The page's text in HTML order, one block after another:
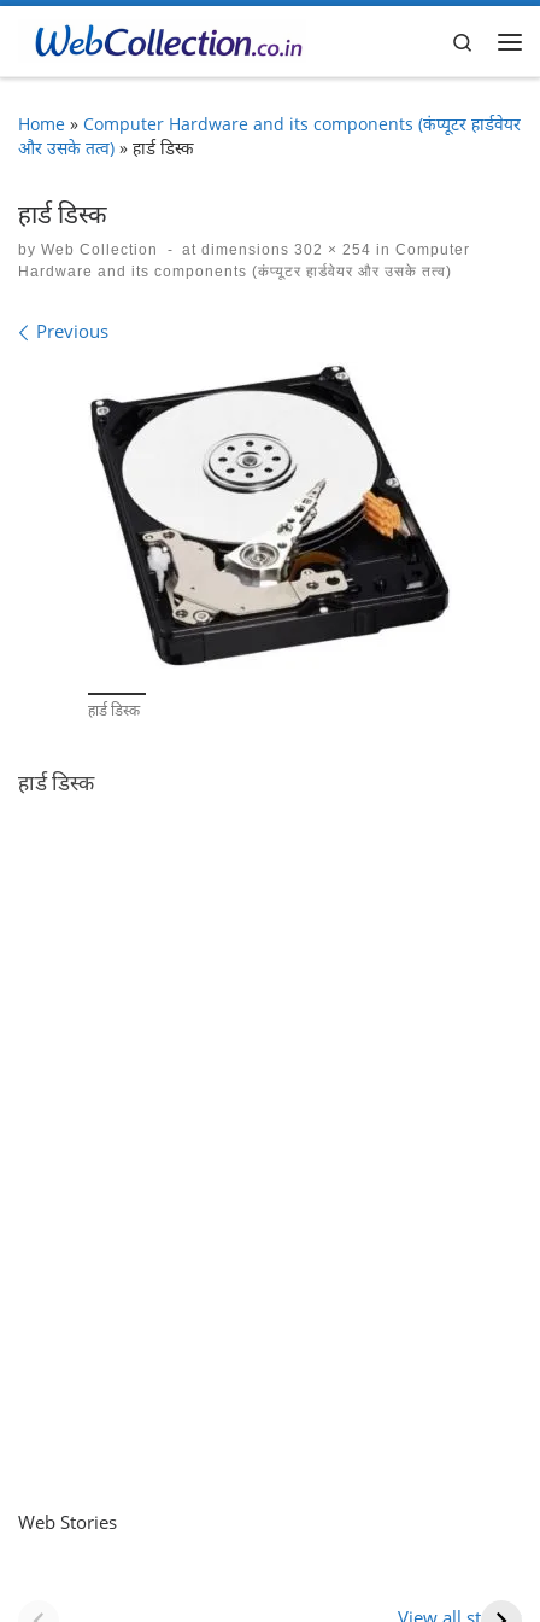
Skip to content
Search
Home » Computer Hardware and its components (कंप्यूटर हार्डवेयर
और उसके तत्व) » हार्ड‍ डिस्‍क
हार्ड‍ डिस्‍क
by Web Collection - at dimensions 302 × 254 in Computer
Hardware and its components (कंप्यूटर हार्डवेयर और उसके तत्व)
Images navigation
Previous
हार्ड‍ डिस्‍क
हार्ड‍ डिस्‍क
Web Stories
(राजस्थान) |
आभूषण (women’s